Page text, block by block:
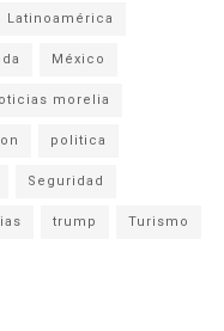
Latinoamérica
México
morelia
politica
Seguridad
trump Turismo